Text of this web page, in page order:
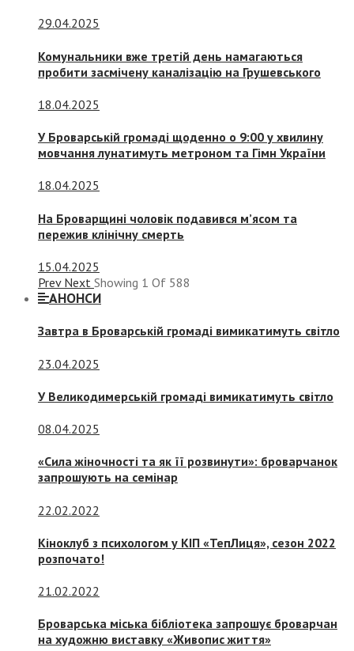
29.04.2025
Комунальники вже третій день намагаються
пробити засмічену каналізацію на Грушевського
18.04.2025
У Броварській громаді щоденно о 9:00 у хвилину
мовчання лунатимуть метроном та Гімн України
18.04.2025
На Броварщині чоловік подавився м’ясом та
пережив клінічну смерть
15.04.2025
Prev Next Showing 1 Of 588
АНОНСИ
Завтра в Броварській громаді вимикатимуть світло
23.04.2025
У Великодимерській громаді вимикатимуть світло
08.04.2025
«Сила жіночності та як її розвинути»: броварчанок
запрошують на семінар
22.02.2022
Кіноклуб з психологом у КІП «ТепЛиця», сезон 2022
розпочато!
21.02.2022
Броварська міська бібліотека запрошує броварчан
на художню виставку «Живопис життя»